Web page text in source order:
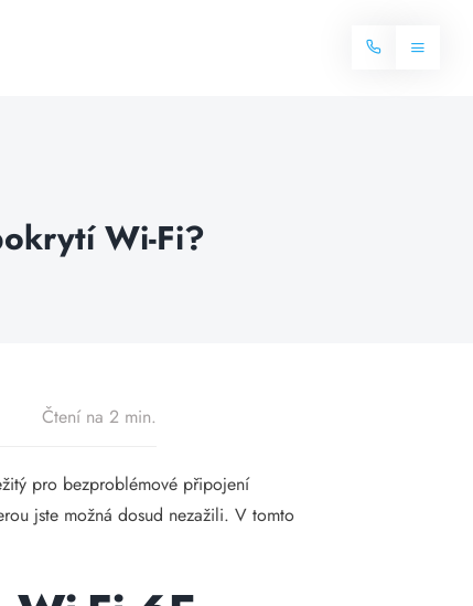
Toggle
Wi-Fi?
Čtení na 2 min.
pro bezproblémové připojení
jste možná dosud nezažili. V tomto